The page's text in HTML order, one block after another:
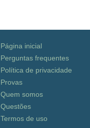
Página inicial
Perguntas frequentes
Política de privacidade
Provas
Quem somos
Questões
Termos de uso